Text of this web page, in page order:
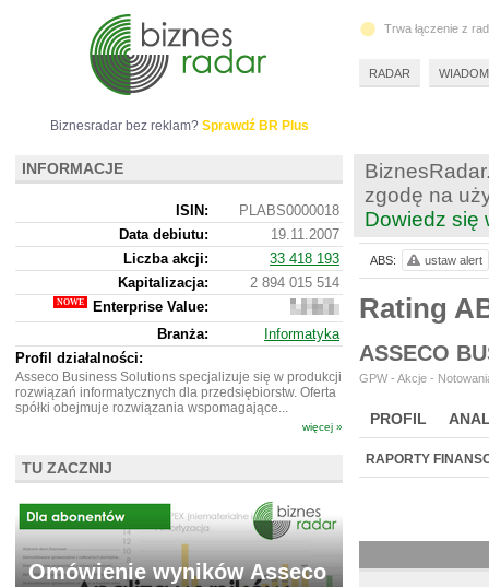
zgodę na
Dowiedz się
Rating
ASSECO
GPW - Akcje -
PROFIL
WYCENA BR
RAPORTY
ABS: ustaw alert
Biznesradar bez reklam? Sprawdź BR Plus
INFORMACJE
ISIN:
PLABS0000018
Data debiutu:
19.11.2007
Liczba akcji:
33 418 193
Kapitalizacja:
2 894 015 514
Enterprise Value:
2
949
355
Branża:
Informatyka
Profil działalności:
Asseco Business Solutions specjalizuje się w produkcji
rozwiązań informatycznych dla przedsiębiorstw. Oferta
spółki obejmuje rozwiązania wspomagające...
więcej »
TU ZACZNIJ
Omówienie wyników Asseco
Trwa łączenie z
RADAR